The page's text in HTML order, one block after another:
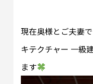
現在奥様とご夫妻
キテクチャー 一級
ます